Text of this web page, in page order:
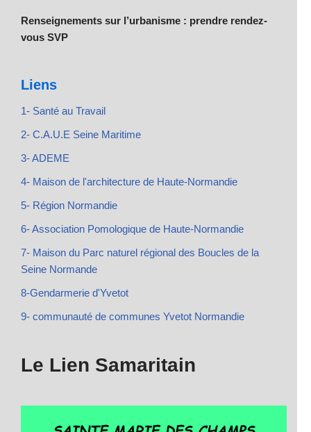
Renseignements sur l’urbanisme : prendre rendez-
vous SVP
Liens
1- Santé au Travail
2- C.A.U.E Seine Maritime
3- ADEME
4- Maison de l'architecture de Haute-Normandie
5- Région Normandie
6- Association Pomologique de Haute-Normandie
7- Maison du Parc naturel régional des Boucles de la
Seine Normande
8-Gendarmerie d'Yvetot
9- communauté de communes Yvetot Normandie
Le Lien Samaritain